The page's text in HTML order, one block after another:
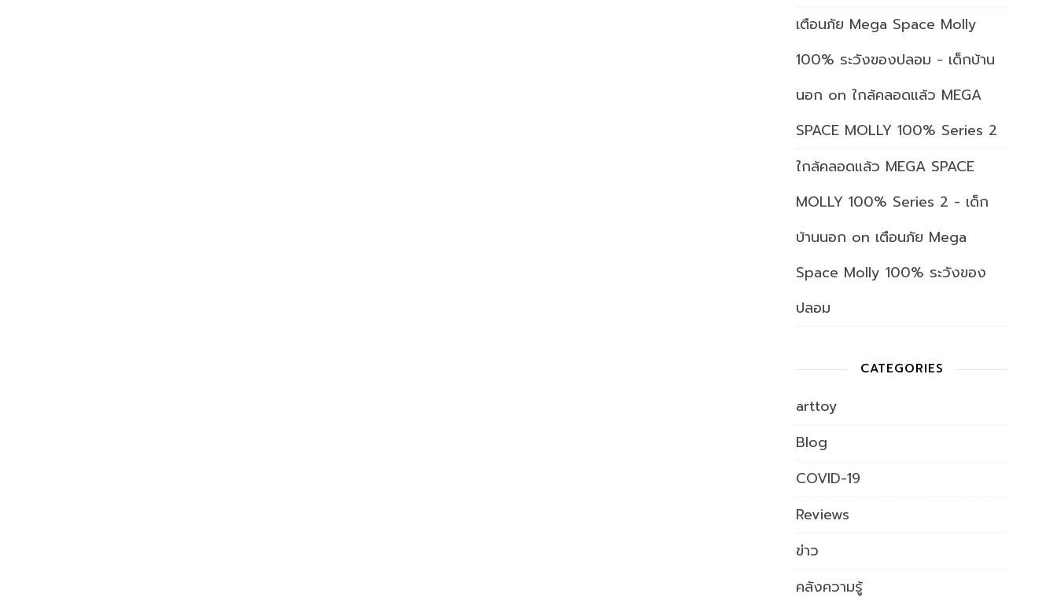
เตือนภัย Mega Space Molly
100% ระวังของปลอม - เด็กบ้าน
นอก on ใกล้คลอดแล้ว MEGA
SPACE MOLLY 100% Series 2
ใกล้คลอดแล้ว MEGA SPACE
MOLLY 100% Series 2 - เด็ก
บ้านนอก on เตือนภัย Mega
Space Molly 100% ระวังของ
ปลอม
CATEGORIES
arttoy
Blog
COVID-19
Reviews
ข่าว
คลังความรู้